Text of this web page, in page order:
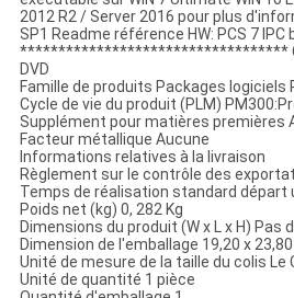
2012 R2 / Server 2016 pour plus
SP1 Readme référence HW: PCS 7 IPC
***********************************
DVD
Famille de produits Packages logiciels
Cycle de vie du produit (PLM)
Supplément pour matières premières
Facteur métallique Aucune
Informations relatives à la livraison
Règlement sur le contrôle des
Temps de réalisation standard départ
Poids net (kg) 0, 282 Kg
Dimensions du produit (W x L x H) Pas
Dimension de l'emballage 19,20 x
Unité de mesure de la taille du colis Le
Unité de quantité 1 pièce